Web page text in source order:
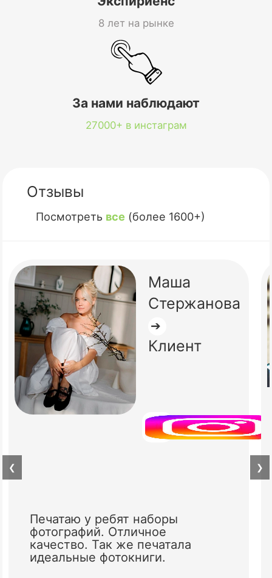
8 лет на рынке
За нами наблюдают
27000+ в инстаграм
Отзывы
Посмотреть все (более 1600+)
Маша
Стержанова
➔
Клиент
Печатаю у ребят наборы
фотографий. Отличное
качество. Так же печатала
идеальные фотокниги.
❮ ❯